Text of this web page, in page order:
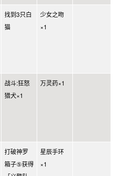
找到3只白
猫
少女之吻
×1
战斗:狂怒
猎犬×1
万灵药×1
打破神罗
箱子⑤获得
星辰手环
×1